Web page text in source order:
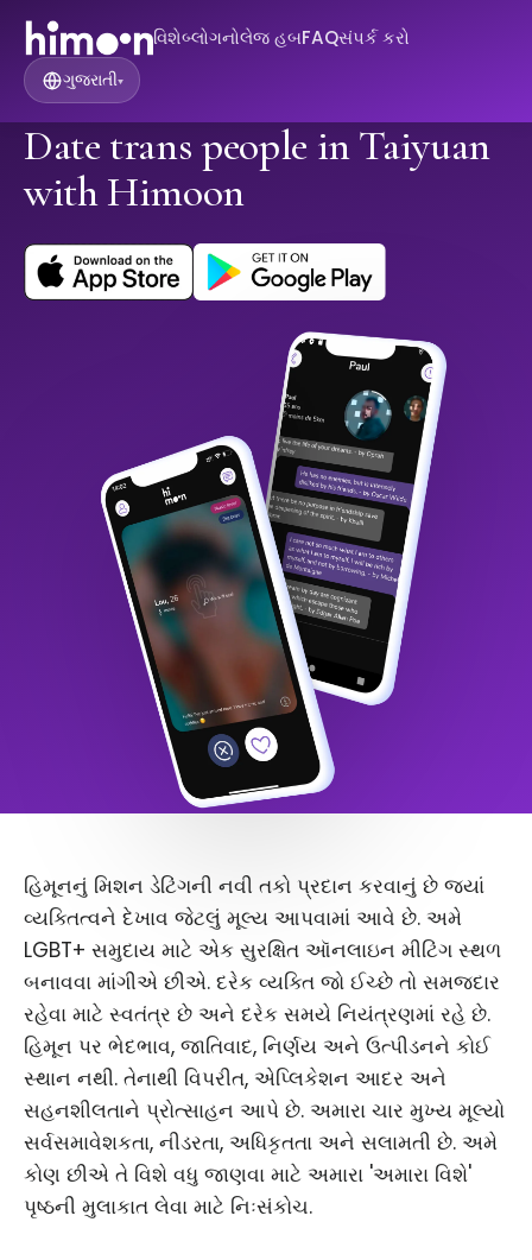
વિશેબ્લોગનોલેજ હબFAQસંપર્ક કરો
ગુજરાતી▾
Date trans people in Taiyuan
with Himoon
હિમૂનનું મિશન ડેટિંગની નવી તકો પ્રદાન કરવાનું છે જ્યાં
વ્યક્તિત્વને દેખાવ જેટલું મૂલ્ય આપવામાં આવે છે. અમે
LGBT+ સમુદાય માટે એક સુરક્ષિત ઑનલાઇન મીટિંગ સ્થળ
બનાવવા માંગીએ છીએ. દરેક વ્યક્તિ જો ઈચ્છે તો સમજદાર
રહેવા માટે સ્વતંત્ર છે અને દરેક સમયે નિયંત્રણમાં રહે છે.
હિમૂન પર ભેદભાવ, જાતિવાદ, નિર્ણય અને ઉત્પીડનને કોઈ
સ્થાન નથી. તેનાથી વિપરીત, એપ્લિકેશન આદર અને
સહનશીલતાને પ્રોત્સાહન આપે છે. અમારા ચાર મુખ્ય મૂલ્યો
સર્વસમાવેશકતા, નીડરતા, અધિકૃતતા અને સલામતી છે. અમે
કોણ છીએ તે વિશે વધુ જાણવા માટે અમારા 'અમારા વિશે'
પૃષ્ઠની મુલાકાત લેવા માટે નિઃસંકોચ.